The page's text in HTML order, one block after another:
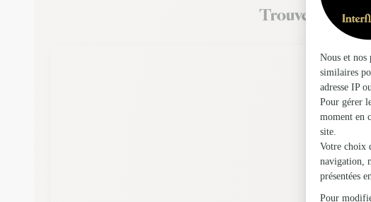
Trouvez un